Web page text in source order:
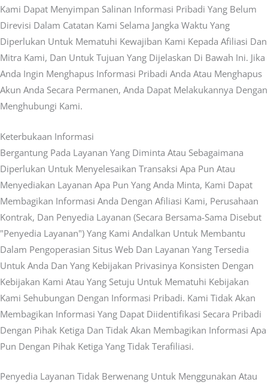
Kami Dapat Menyimpan Salinan Informasi Pribadi Yang Belum
Direvisi Dalam Catatan Kami Selama Jangka Waktu Yang
Diperlukan Untuk Mematuhi Kewajiban Kami Kepada Afiliasi Dan
Mitra Kami, Dan Untuk Tujuan Yang Dijelaskan Di Bawah Ini. Jika
Anda Ingin Menghapus Informasi Pribadi Anda Atau Menghapus
Akun Anda Secara Permanen, Anda Dapat Melakukannya Dengan
Menghubungi Kami.
Keterbukaan Informasi
Bergantung Pada Layanan Yang Diminta Atau Sebagaimana
Diperlukan Untuk Menyelesaikan Transaksi Apa Pun Atau
Menyediakan Layanan Apa Pun Yang Anda Minta, Kami Dapat
Membagikan Informasi Anda Dengan Afiliasi Kami, Perusahaan
Kontrak, Dan Penyedia Layanan (secara Bersama-Sama Disebut
"Penyedia Layanan") Yang Kami Andalkan Untuk Membantu
Dalam Pengoperasian Situs Web Dan Layanan Yang Tersedia
Untuk Anda Dan Yang Kebijakan Privasinya Konsisten Dengan
Kebijakan Kami Atau Yang Setuju Untuk Mematuhi Kebijakan
Kami Sehubungan Dengan Informasi Pribadi. Kami Tidak Akan
Membagikan Informasi Yang Dapat Diidentifikasi Secara Pribadi
Dengan Pihak Ketiga Dan Tidak Akan Membagikan Informasi Apa
Pun Dengan Pihak Ketiga Yang Tidak Terafiliasi.
Penyedia Layanan Tidak Berwenang Untuk Menggunakan Atau